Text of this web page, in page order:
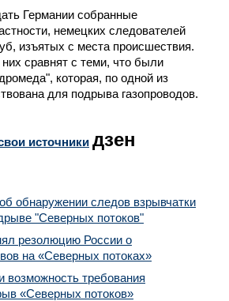
Германии собранные
немецких следователей
изъятых с места происшествия.
сравнят с теми, что были
которая, по одной из
для подрыва газопроводов.
источники дзен
обнаружении следов взрывчатки
"Северных потоков"
резолюцию России о
на «Северных потоках»
требования
«Северных потоков»